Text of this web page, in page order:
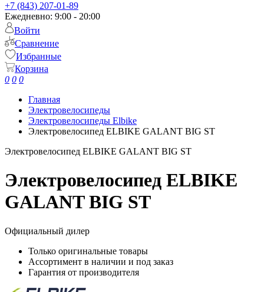
+7 (843) 207-01-89
Ежедневно: 9:00 - 20:00
Войти
Сравнение
Избранные
Корзина
0 0 0
Главная
Электровелосипеды
Электровелосипеды Elbike
Электровелосипед ELBIKE GALANT BIG ST
Электровелосипед ELBIKE GALANT BIG ST
Электровелосипед ELBIKE
GALANT BIG ST
Официальный дилер
Только оригинальные товары
Ассортимент в наличии и под заказ
Гарантия от производителя